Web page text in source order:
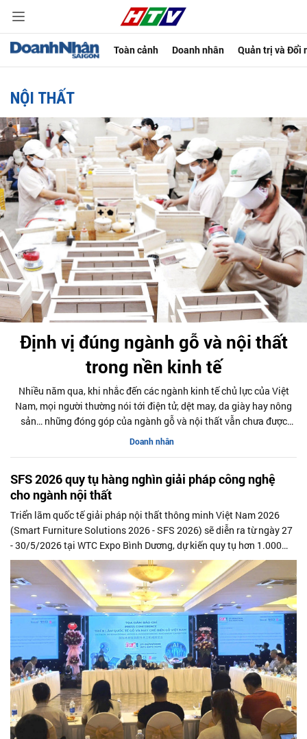
Toàn cảnh Doanh nhân Quản trị và Đổi
NỘI THẤT
Định vị đúng ngành gỗ và nội thất
trong nền kinh tế
Nhiều năm qua, khi nhắc đến các ngành kinh tế chủ lực của Việt
Nam, mọi người thường nói tới điện tử, dệt may, da giày hay nông
sản… những đóng góp của ngành gỗ và nội thất vẫn chưa được
phản ánh đầy đủ trong cách nhìn nhận và hoạch định chính sách
Doanh nhân
SFS 2026 quy tụ hàng nghìn giải pháp công nghệ
cho ngành nội thất
Triển lãm quốc tế giải pháp nội thất thông minh Việt Nam 2026
(Smart Furniture Solutions 2026 - SFS 2026) sẽ diễn ra từ ngày 27
- 30/5/2026 tại WTC Expo Bình Dương, dự kiến quy tụ hơn 1.000
gian hàng công nghệ cùng khoảng 10.000 lượt khách tham quan
chuyên ngành trong và ngoài nước.